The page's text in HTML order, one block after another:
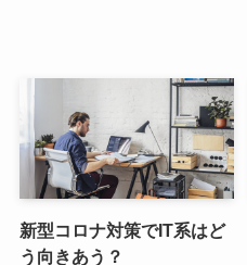
新型コロナ対策でIT系はど
う向きあう？